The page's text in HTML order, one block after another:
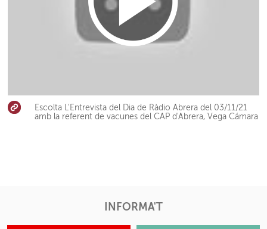
Escolta L'Entrevista del Dia de Ràdio Abrera del 03/11/21
amb la referent de vacunes del CAP d'Abrera, Vega Cámara
INFORMA'T